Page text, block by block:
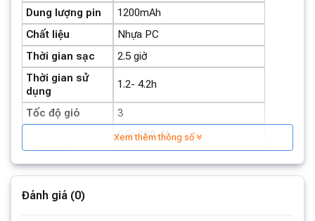
Dung lượng pin
1200mAh
Chất liệu
Nhựa PC
Thời gian sạc
2.5 giờ
Thời gian sử
dụng
1.2- 4.2h
Tốc độ gió 3
Tiện ích
Gấp 180 độ
tính
Cổng sạc
Xem thêm thông số
Đánh giá (0)